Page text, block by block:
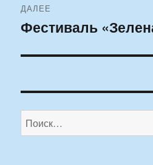
ДАЛЕЕ
Следующая
Фестиваль
Искать: